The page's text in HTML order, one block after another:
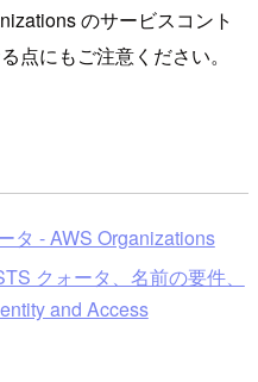
のサービスコント
点にもご注意ください。
タ - AWS Organizations
クォータ、名前の要件、
and Access